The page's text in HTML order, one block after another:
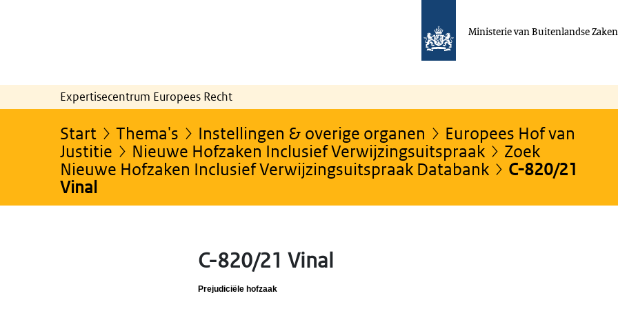
Ministerie van Buitenlandse Zaken
Expertisecentrum Europees Recht
Start Thema's Instellingen & overige organen
Europees Hof van
Justitie
Nieuwe Hofzaken Inclusief Verwijzingsuitspraak
Zoek
Nieuwe Hofzaken Inclusief Verwijzingsuitspraak Databank
C-820/21
Vinal
C-820/21 Vinal
Prejudiciële hofzaak